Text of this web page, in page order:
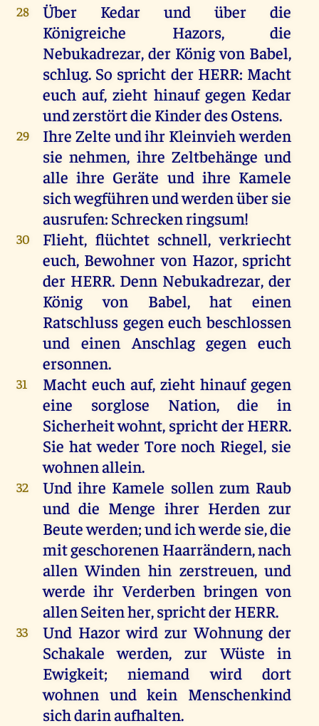
28 Über Kedar und über
die
Königreiche
Hazors,die
Nebukadrezar, der König von Babel,
schlug. So spricht der HERR: Macht
euch auf,zieht hinauf gegen Kedar
undzerstörtdie KinderdesOstens.
29 Ihre Zelte undihr Kleinviehwerden
sie nehmen, ihre Zeltbehängeund
alle ihre Geräte und ihre Kamele
sichwegführenundwerdenübersie
ausrufen: Schreckenringsum!
30 Flieht, flüchtet schnell,verkriecht
euch, Bewohner von Hazor, spricht
der HERR. Denn Nebukadrezar,der
König
von Babel,hat
einen
Ratschluss gegen euch beschlossen
und einen Anschlag gegen euch
ersonnen.
31 Macht euch auf,zieht hinauf gegen
eine sorglose Nation,die
in
Sicherheitwohnt, sprichtderHERR.
Sie hat weder Tore noch Riegel, sie
wohnenallein.
32 Und ihre Kamele sollen zum Raub
und die Menge ihrer Herden zur
Beutewerden;undichwerde sie,die
mitgeschorenen Haarrändern,nach
allen Winden hin zerstreuen,und
werde ihr Verderben bringen von
allenSeitenher,sprichtderHERR.
33 Und Hazor wird zur Wohnung der
Schakale
werden, zur Wüste
in
Ewigkeit;niemand wird
dort
wohnen und kein Menschenkind
sichdarinaufhalten.